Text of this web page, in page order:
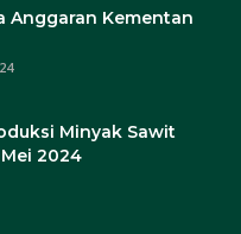
Anggaran Kementan
Minyak Sawit
2024